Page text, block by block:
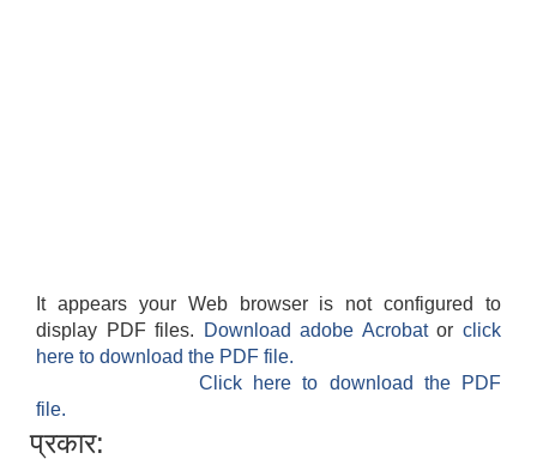
It appears your Web browser is not configured to
display PDF files.
Download adobe Acrobatorclick
here to download the PDF file.
Click here to download the PDF
file.
प्रकार: